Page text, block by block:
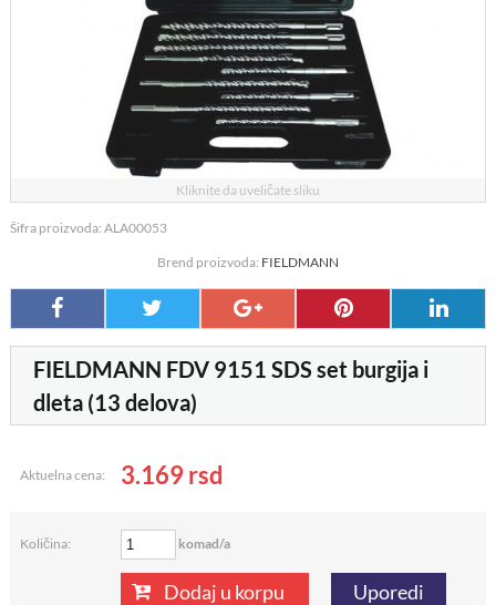
Kliknite da uveličate sliku
Šifra proizvoda: ALA00053
Brend proizvoda: FIELDMANN
FIELDMANN FDV 9151 SDS set burgija i
dleta (13 delova)
Aktuelna cena: 3.169 rsd
Količina: komad/a
Dodaj u korpu Uporedi